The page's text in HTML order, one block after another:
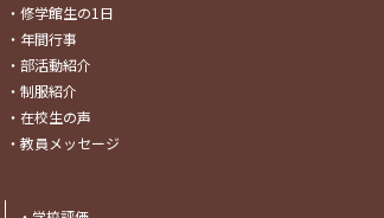
・ 修学館生の1日
・ 年間行事
・ 部活動紹介
・ 制服紹介
・ 在校生の声
・ 教員メッセージ